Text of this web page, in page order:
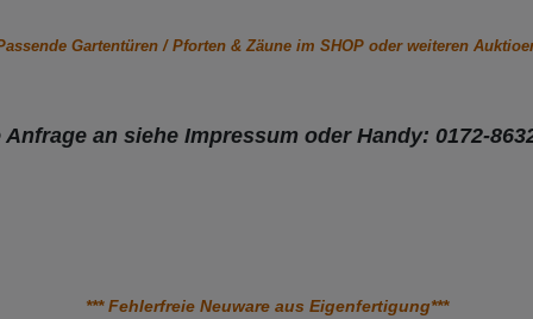
Gartentüren / Pforten & Zäune im SHOP oder weiteren
Anfrage an siehe Impressum oder Handy: 0172-
*** Fehlerfreie Neuware aus Eigenfertigung***